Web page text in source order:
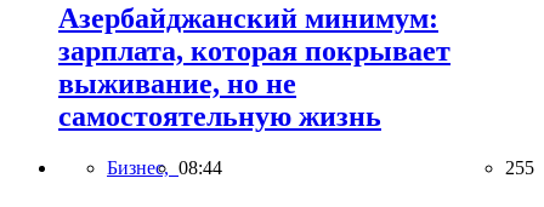
Азербайджанский минимум:
зарплата, которая покрывает
выживание, но не
самостоятельную жизнь
Бизнес, 08:44 255